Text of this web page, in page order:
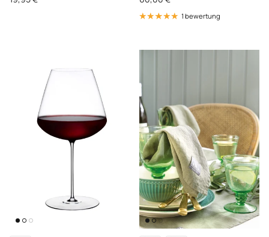
1 bewertung